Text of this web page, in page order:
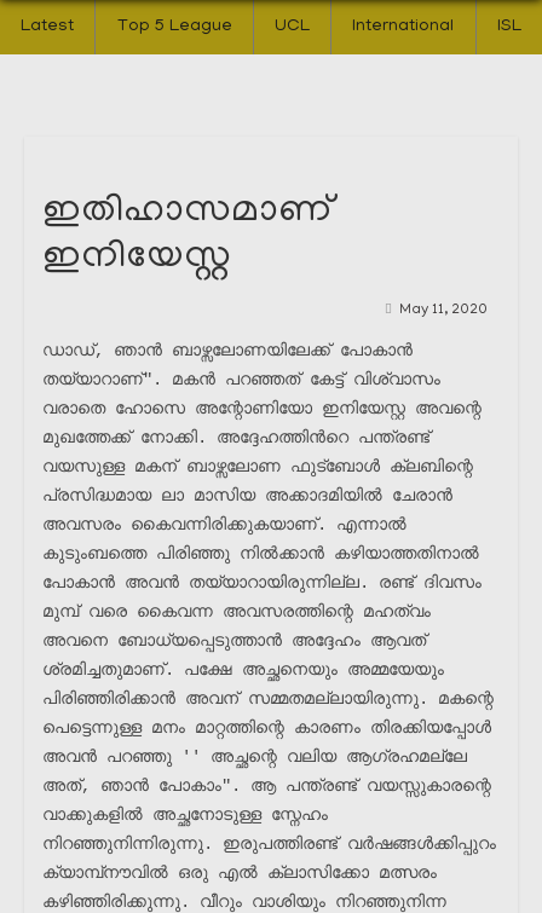
Latest Top 5 League UCL International ISL
ഇതിഹാസമാണ്
ഇനിയേസ്റ്റ
May 11, 2020
ഡാഡ്, ഞാൻ ബാഴ്സലോണയിലേക്ക് പോകാൻ
തയ്യാറാണ്". മകൻ പറഞ്ഞത് കേട്ട് വിശ്വാസം
വരാതെ ഹോസെ അന്റോണിയോ ഇനിയേസ്റ്റ അവന്റെ
മുഖത്തേക്ക് നോക്കി. അദ്ദേഹത്തിൻറെ പന്ത്രണ്ട്
വയസുള്ള മകന് ബാഴ്സലോണ ഫുട്ബോൾ ക്ലബിന്റെ
പ്രസിദ്ധമായ ലാ മാസിയ അക്കാദമിയിൽ ചേരാൻ
അവസരം കൈവന്നിരിക്കുകയാണ്. എന്നാൽ
കുടുംബത്തെ പിരിഞ്ഞു നിൽക്കാൻ കഴിയാത്തതിനാൽ
പോകാൻ അവൻ തയ്യാറായിരുന്നില്ല. രണ്ട് ദിവസം
മുമ്പ് വരെ കൈവന്ന അവസരത്തിന്റെ മഹത്വം
അവനെ ബോധ്യപ്പെടുത്താൻ അദ്ദേഹം ആവത്
ശ്രമിച്ചതുമാണ്. പക്ഷേ അച്ഛനെയും അമ്മയേയും
പിരിഞ്ഞിരിക്കാൻ അവന് സമ്മതമല്ലായിരുന്നു. മകന്റെ
പെട്ടെന്നുള്ള മനം മാറ്റത്തിന്റെ കാരണം തിരക്കിയപ്പോൾ
അവൻ പറഞ്ഞു '' അച്ഛന്റെ വലിയ ആഗ്രഹമല്ലേ
അത്, ഞാൻ പോകാം". ആ പന്ത്രണ്ട് വയസ്സുകാരന്റെ
വാക്കുകളിൽ അച്ഛനോടുള്ള സ്നേഹം
നിറഞ്ഞുനിന്നിരുന്നു. ഇരുപത്തിരണ്ട് വർഷങ്ങൾക്കിപ്പുറം
ക്യാമ്പ്നൗവിൽ ഒരു എൽ ക്ലാസിക്കോ മത്സരം
കഴിഞ്ഞിരിക്കുന്നു. വീറും വാശിയും നിറഞ്ഞുനിന്ന